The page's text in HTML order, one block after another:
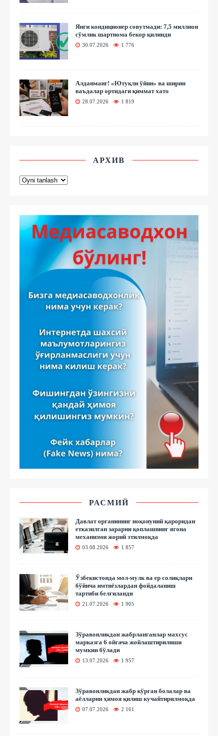
Янги кондиционер совутмади: 7,5 миллион
сўмлик шартнома бекор қилинди
30.07.2026 1 776
Алданманг! «Ютуқли ўйин» ва ширин
ваъдалар ортидаги қиммат хато
28.07.2026 1 819
АРХИВ
РАСМИЙ
Давлат органининг ноқонуний қароридан
етказилган зарарни қоплашнинг ягона
механизми жорий этилмоқда
03.08.2026 1 857
Ўзбекистонда мол-мулк ва ер солиқлари
бўйича имтиёзлардан фойдаланиш
тартиби белгиланди
21.07.2026 1 905
Зўравонликдан жабрланганлар махсус
марказга 6 ойгача жойлаштирилиши
мумкин бўлади
13.07.2026 1 957
Зўравонликдан жабр кўрган болалар ва
аёлларни ҳимоя қилиш кучайтирилмоқда
07.07.2026 2 161